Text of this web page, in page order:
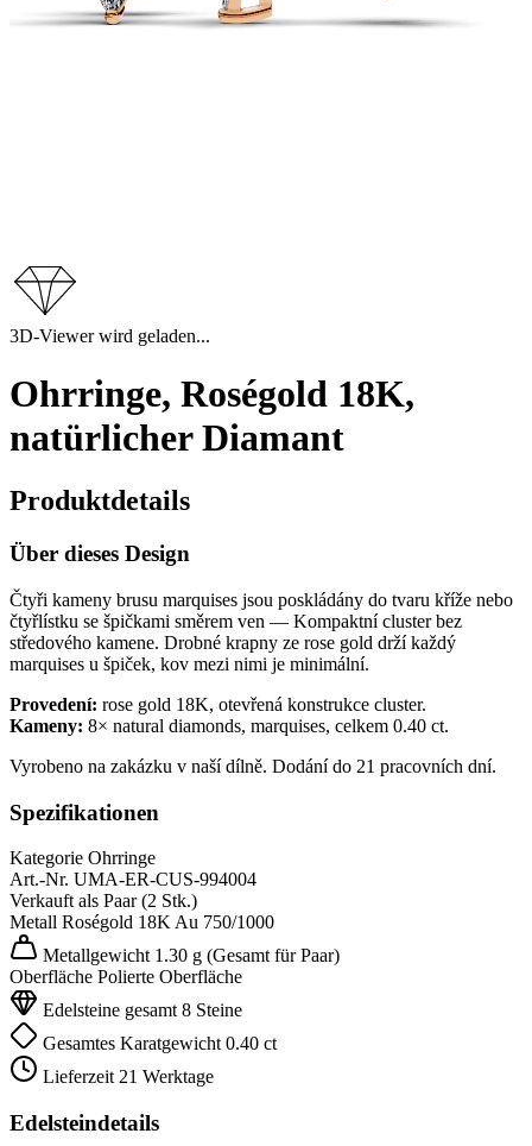
3D-Viewer wird geladen...
Ohrringe, Roségold 18K,
natürlicher Diamant
Produktdetails
Über dieses Design
Čtyři kameny brusu marquises jsou poskládány do tvaru kříže nebo
čtyřlístku se špičkami směrem ven — Kompaktní cluster bez
středového kamene. Drobné krapny ze rose gold drží každý
marquises u špiček, kov mezi nimi je minimální.
Provedení: rose gold 18K, otevřená konstrukce cluster.
Kameny: 8× natural diamonds, marquises, celkem 0.40 ct.
Vyrobeno na zakázku v naší dílně. Dodání do 21 pracovních dní.
Spezifikationen
Kategorie Ohrringe
Art.-Nr. UMA-ER-CUS-994004
Verkauft als Paar (2 Stk.)
Metall Roségold 18KAu 750/1000
Metallgewicht 1.30 g (Gesamt für Paar)
Oberfläche Polierte Oberfläche
Edelsteine gesamt 8 Steine
Gesamtes Karatgewicht 0.40 ct
Lieferzeit 21 Werktage
Edelsteindetails